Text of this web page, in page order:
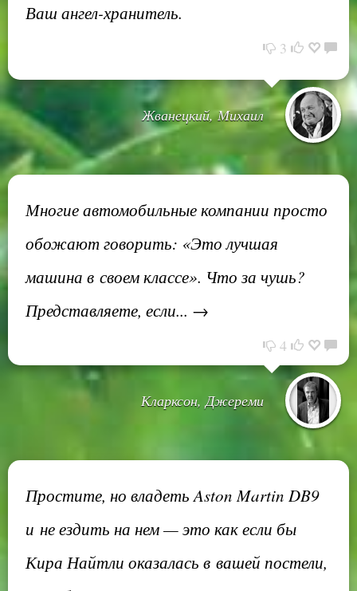
Ваш ангел-хранитель.
3
Жванецкий, Михаил
Многие автомобильные компании просто
обожают говорить: «Это лучшая
машина в своем классе». Что за чушь?
Представляете, если... →
4
Кларксон, Джереми
Простите, но владеть Aston Martin DB9
и не ездить на нем — это как если бы
Кира Найтли оказалась в вашей постели,